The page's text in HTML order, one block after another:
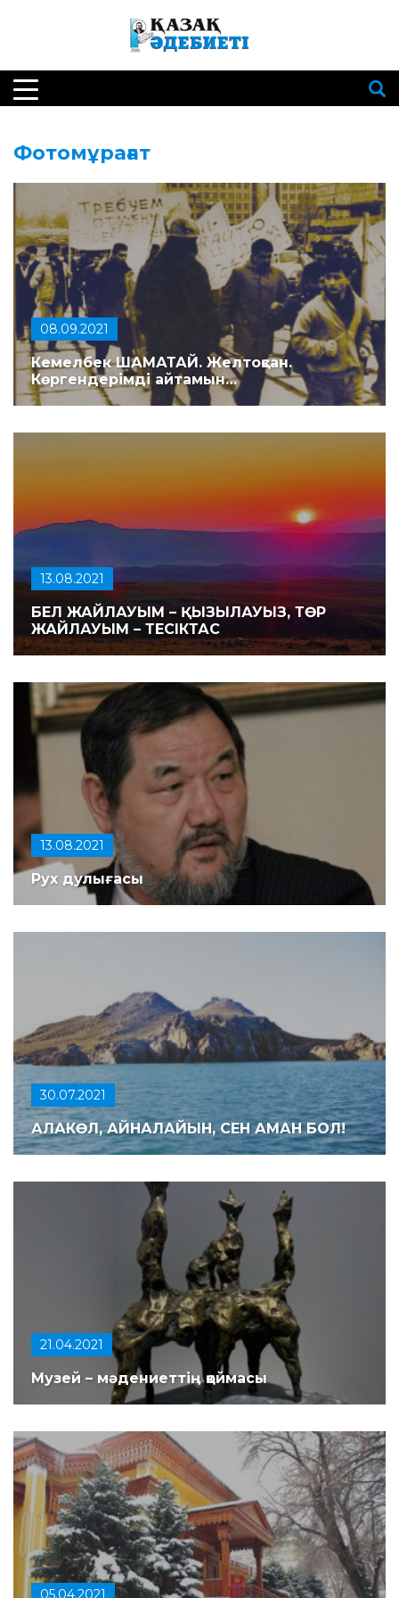
Фотомұрағат
08.09.2021
Кемелбек ШАМАТАЙ. Желтоқсан.
Көргендерімді айтамын…
13.08.2021
БЕЛ ЖАЙЛАУЫМ – ҚЫЗЫЛАУЫЗ, ТӨР
ЖАЙЛАУЫМ – ТЕСІКТАС
13.08.2021
Рух дулығасы
30.07.2021
АЛАКӨЛ, АЙНАЛАЙЫН, СЕН АМАН БОЛ!
21.04.2021
Музей – мәдениеттің қоймасы
05.04.2021